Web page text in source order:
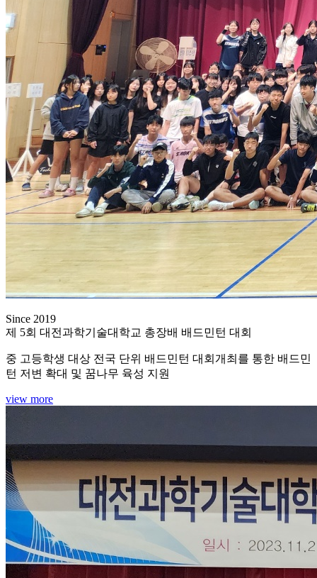
Since 2019
제 5회 대전과학기술대학교 총장배 배드민턴 대회
중 고등학생 대상 전국 단위 배드민턴 대회개최를 통한 배드민
턴 저변 확대 및 꿈나무 육성 지원
view more